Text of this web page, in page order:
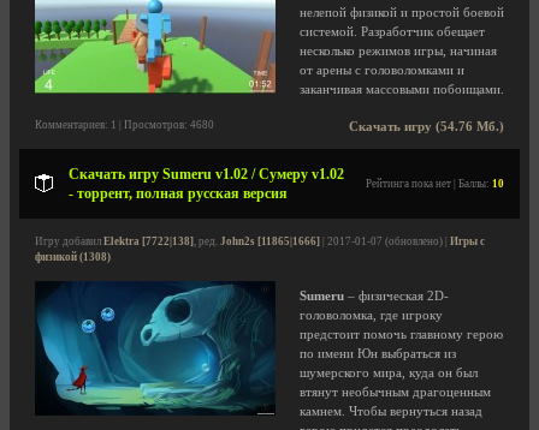
нелепой физикой и простой боевой
системой. Разработчик обещает
несколько режимов игры, начиная
от арены с головоломками и
заканчивая массовыми побоищами.
Скачать игру (54.76 Мб.)
Комментариев: 1 | Просмотров: 4680
Скачать игру Sumeru v1.02 / Сумеру v1.02
- торрент, полная русская версия
Рейтинга пока нет | Баллы: 10
Игру добавил Elektra [7722|138], ред. John2s [11865|1666] | 2017-01-07 (обновлено) | Игры с
физикой (1308)
Sumeru – физическая 2D-
головоломка, где игроку
предстоит помочь главному герою
по имени Юн выбраться из
шумерского мира, куда он был
втянут необычным драгоценным
камнем. Чтобы вернуться назад